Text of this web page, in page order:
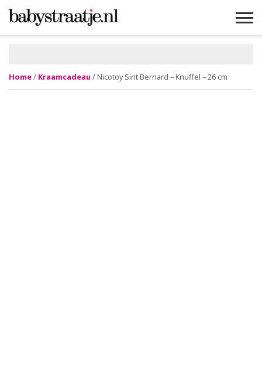
Home/ Kraamcadeau / Nicotoy Sint Bernard – Knuffel – 26 cm